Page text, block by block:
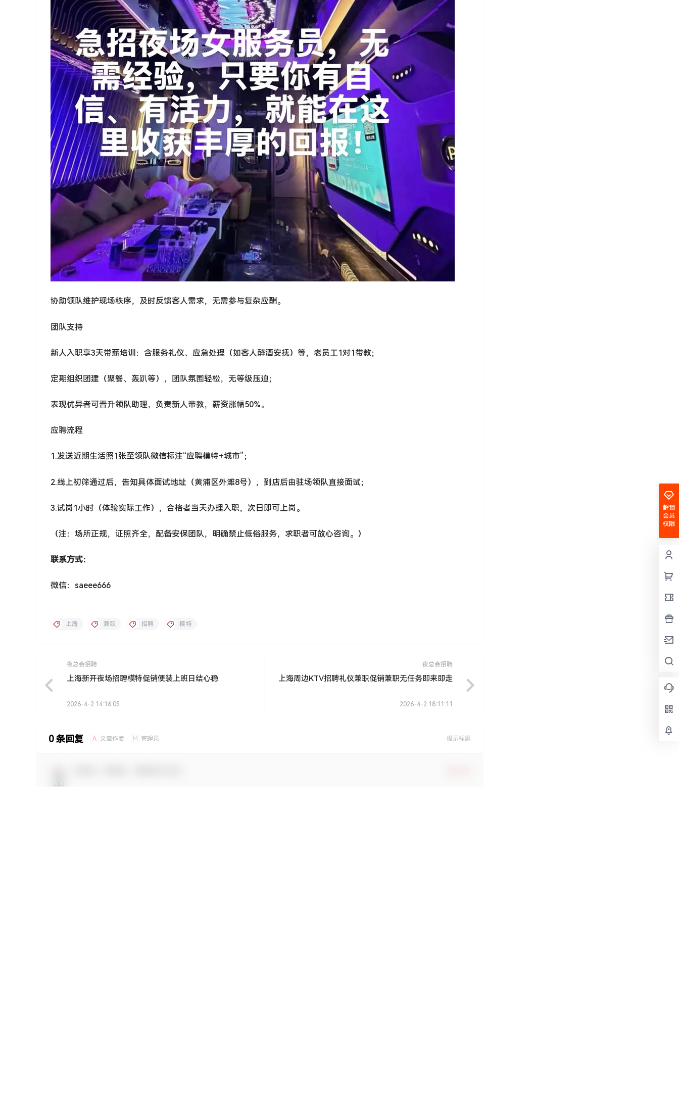
协助领队维护现场秩序，及时反馈客人需求，无需参与复杂应酬。
团队支持
新人入职享3天带薪培训：含服务礼仪、应急处理（如客人醉酒安抚）等，老员工1对1带教；
定期组织团建（聚餐、轰趴等），团队氛围轻松，无等级压迫；
表现优异者可晋升领队助理，负责新人带教，薪资涨幅50%。
应聘流程
1.发送近期生活照1张至领队微信标注“应聘模特+城市”；
2.线上初筛通过后，告知具体面试地址（黄浦区外滩8号），到店后由驻场领队直接面试；
3.试岗1小时（体验实际工作），合格者当天办理入职，次日即可上岗。
（注：场所正规，证照齐全，配备安保团队，明确禁止低俗服务，求职者可放心咨询。）
联系方式：
微信：saeee666
上海 兼职 招聘 模特
夜总会招聘
上海新开夜场招聘模特促销便装上班日结心稳
2026-4-2 14:16:05
夜总会招聘
上海周边KTV招聘礼仪兼职促销兼职无任务即来即走
2026-4-2 18:11:11
0 条回复 A 文章作者 M 管理员 提示标题
解锁
会员
权限